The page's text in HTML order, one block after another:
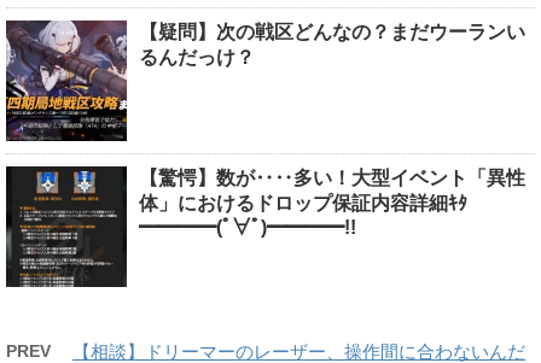
【疑問】次の戦区どんなの？まだウーランい
るんだっけ？
【驚愕】数が‥‥多い！大型イベント「異性
体」におけるドロップ保証内容詳細ｷﾀ
━━━━(ﾟ∀ﾟ)━━━━!!
PREV
【相談】ドリーマーのレーザー、操作間に合わないんだ